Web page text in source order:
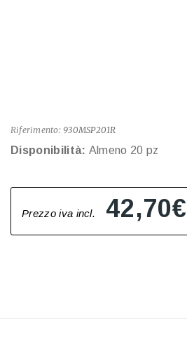
Riferimento: 930MSP201R
Disponibilità: Almeno 20 pz
Prezzo iva incl. 42,70€